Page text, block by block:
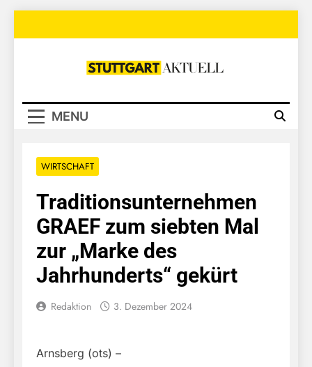
Stuttgart
MENU
WIRTSCHAFT
Traditionsunternehmen
GRAEF zum siebten Mal
zur „Marke des
Jahrhunderts“ gekürt
Redaktion 3. Dezember 2024
Arnsberg (ots) –